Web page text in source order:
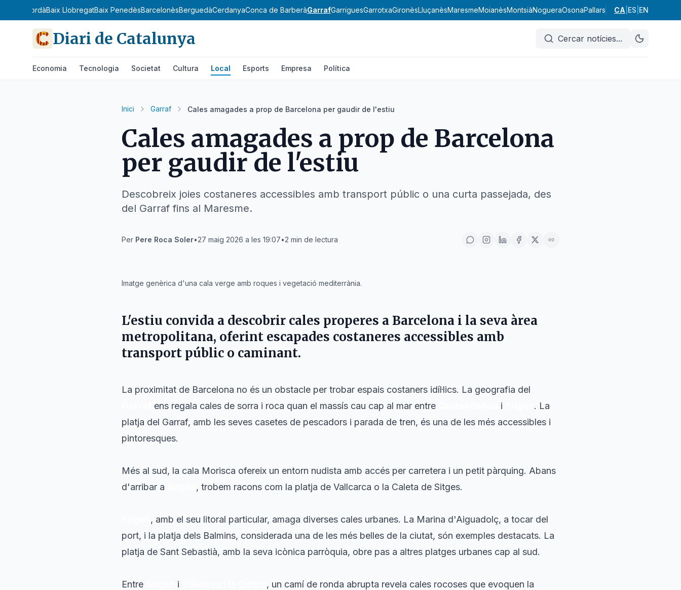
Baix EmpordàBaix LlobregatBaix PenedèsBarcelonèsBerguedàCerdanyaConca de BarberàGarrafGarriguesGarrotxaGironèsLluçanèsMaresmeMoianèsMontsiàNogueraOsonaPallars Jussà Pallars Sobirà
CA ES EN
Diari de Catalunya Cercar notícies...
Economia Tecnologia Societat Cultura Local Esports Empresa Política
Inici Garraf Cales amagades a prop de Barcelona per gaudir de l'estiu
Cales amagades a prop de Barcelona
per gaudir de l'estiu
Descobreix joies costaneres accessibles amb transport públic o una curta passejada, des
del Garraf fins al Maresme.
Per Pere Roca Soler•27 maig 2026 a les 19:07•2 min de lectura
Imatge genèrica d'una cala verge amb roques i vegetació mediterrània.
L'estiu convida a descobrir cales properes a Barcelona i la seva àrea
metropolitana, oferint escapades costaneres accessibles amb
transport públic o caminant.
La proximitat de Barcelona no és un obstacle per trobar espais costaners idíl·lics. La geografia del
ens regala cales de sorra i roca quan el massís cau cap al mar entre i
. La
platja del Garraf, amb les seves casetes de pescadors i parada de tren, és una de les més accessibles i
pintoresques.
Més al sud, la cala Morisca ofereix un entorn nudista amb accés per carretera i un petit pàrquing. Abans
d'arribar a
, trobem racons com la platja de Vallcarca o la Caleta de Sitges.
, amb el seu litoral particular, amaga diverses cales urbanes. La Marina d'Aiguadolç, a tocar del
port, i la platja dels Balmins, considerada una de les més belles de la ciutat, són exemples destacats. La
platja de Sant Sebastià, amb la seva icònica parròquia, obre pas a altres platges urbanes cap al sud.
Entre i
, un camí de ronda abrupta revela cales rocoses que evoquen la